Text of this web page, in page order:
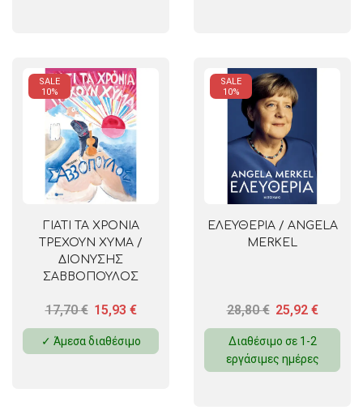
SALE
10%
ΓΙΑΤΙ ΤΑ ΧΡΟΝΙΑ
ΤΡΕΧΟΥΝ ΧΥΜΑ /
ΔΙΟΝΥΣΗΣ
ΣΑΒΒΟΠΟΥΛΟΣ
17,70€ 15,93 €
✓ Άμεσα διαθέσιμο
SALE
10%
ΕΛΕΥΘΕΡΙΑ / ANGELA
MERKEL
28,80€ 25,92 €
Διαθέσιμο σε 1-2
εργάσιμες ημέρες